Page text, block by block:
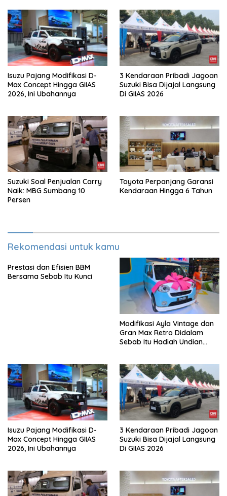
Isuzu Pajang Modifikasi D-
Max Concept Hingga GIIAS
2026, Ini Ubahannya
3 Kendaraan Pribadi Jagoan
Suzuki Bisa Dijajal Langsung
Di GIIAS 2026
Suzuki Soal Penjualan Carry
Naik: MBG Sumbang 10
Persen
Toyota Perpanjang Garansi
Kendaraan Hingga 6 Tahun
Rekomendasi untuk kamu
Prestasi dan Efisien BBM
Bersama Sebab Itu Kunci
Modifikasi Ayla Vintage dan
Gran Max Retro Didalam
Sebab Itu Hadiah Undian
Isuzu Pajang Modifikasi D-
Max Concept Hingga GIIAS
2026, Ini Ubahannya
3 Kendaraan Pribadi Jagoan
Suzuki Bisa Dijajal Langsung
Di GIIAS 2026